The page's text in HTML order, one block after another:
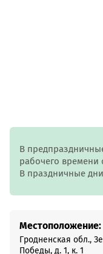
В
рабочего времени
В праздничные
Местоположение:
Гродненская обл.,
Победы, д. 1, к. 1